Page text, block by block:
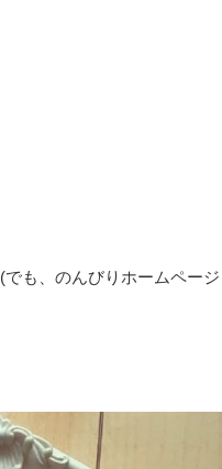
(でも、のんびりホームページ